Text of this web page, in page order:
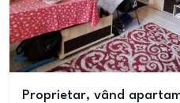
Proprietar, vând